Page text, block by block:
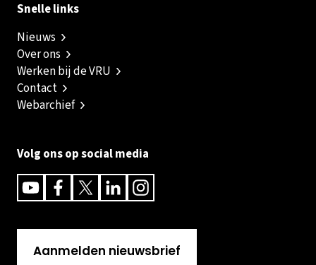
Snelle links
Nieuws
Over ons
Werken bij de VRU
Contact
Webarchief
Volg ons op social media
YoutubeFacebookTwitterLinkedinInstagram
Aanmelden nieuwsbrief